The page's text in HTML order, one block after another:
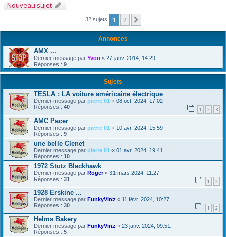
Nouveau sujet
32 sujets 1 2
Annonces
AMX ...
Dernier message par Yvon « 27 janv. 2014, 14:29
Réponses : 9
Sujets
TESLA : LA voiture américaine électrique
Dernier message par pierre 01 « 08 oct. 2024, 17:02
Réponses : 40 1 2 3
AMC Pacer
Dernier message par pierre 01 « 10 avr. 2024, 15:59
Réponses : 9
une belle Clenet
Dernier message par pierre 01 « 01 avr. 2024, 19:41
Réponses : 10
1972 Stutz Blackhawk
Dernier message par Roger« 31 mars 2024, 11:27
Réponses : 31 1 2
1928 Erskine ...
Dernier message par FunkyVinz « 11 févr. 2024, 10:27
Réponses : 30 1 2
Helms Bakery
Dernier message par FunkyVinz « 23 janv. 2024, 09:51
Réponses : 5